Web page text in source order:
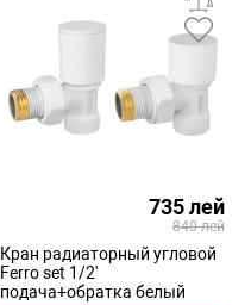
735 лей
840 лей
Кран радиаторный угловой
Ferro set 1/2'
подача+обратка белый